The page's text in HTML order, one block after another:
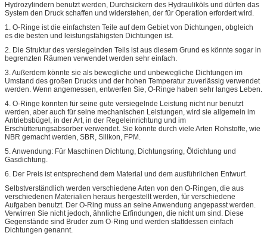
Hydrozylindern benutzt werden, Durchsickern des Hydrauliköls und dürfen das
System den Druck schaffen und widerstehen, der für Operation erfordert wird.
1. O-Ringe ist die einfachsten Teile auf dem Gebiet von Dichtungen, obgleich
es die besten und leistungsfähigsten Dichtungen ist.
2. Die Struktur des versiegelnden Teils ist aus diesem Grund es könnte sogar in
begrenzten Räumen verwendet werden sehr einfach.
3. Außerdem könnte sie als bewegliche und unbewegliche Dichtungen im
Umstand des großen Drucks und der hohen Temperatur zuverlässig verwendet
werden. Wenn angemessen, entwerfen Sie, O-Ringe haben sehr langes Leben.
4. O-Ringe konnten für seine gute versiegelnde Leistung nicht nur benutzt
werden, aber auch für seine mechanischen Leistungen, wird sie allgemein im
Antriebsbügel, in der Art, in der Regeleinrichtung und im
Erschütterungsabsorber verwendet. Sie könnte durch viele Arten Rohstoffe, wie
NBR gemacht werden, SBR, Silikon, FPM.
5. Anwendung: Für Maschinen Dichtung, Dichtungsring, Öldichtung und
Gasdichtung.
6. Der Preis ist entsprechend dem Material und dem ausführlichen Entwurf.
Selbstverständlich werden verschiedene Arten von den O-Ringen, die aus
verschiedenen Materialien heraus hergestellt werden, für verschiedene
Aufgaben benutzt. Der O-Ring muss an seine Anwendung angepasst werden.
Verwirren Sie nicht jedoch, ähnliche Erfindungen, die nicht um sind. Diese
Gegenstände sind Bruder zum O-Ring und werden stattdessen einfach
Dichtungen genannt.